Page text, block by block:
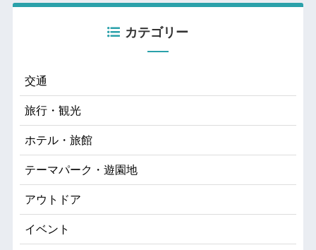
カテゴリー
交通
旅行・観光
ホテル・旅館
テーマパーク・遊園地
アウトドア
イベント